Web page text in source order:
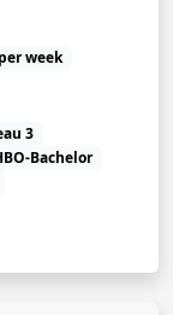
week
3
Bachelor